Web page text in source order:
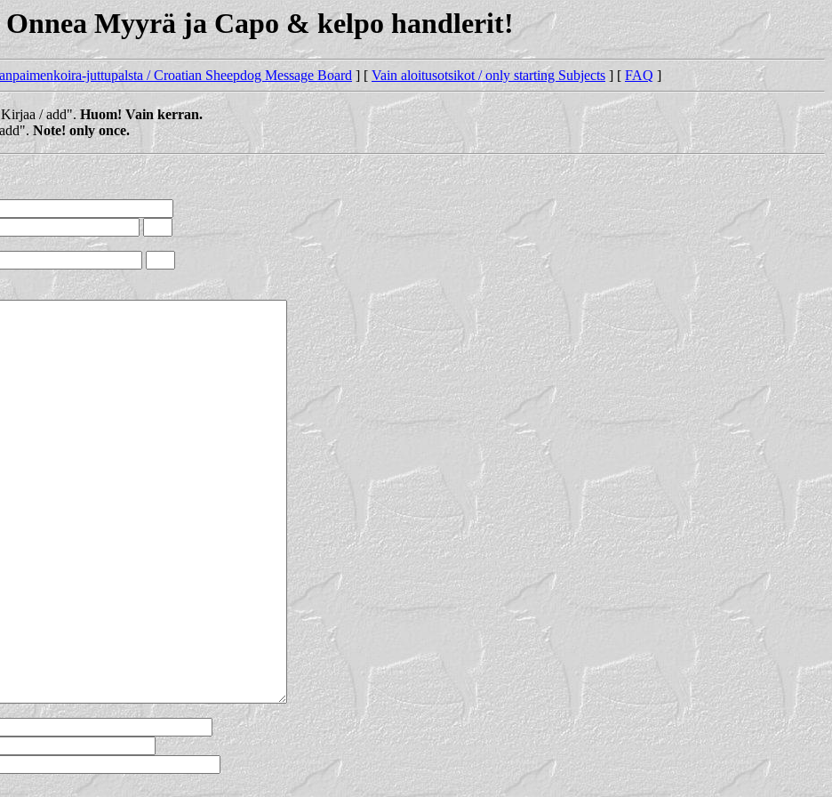
Onnea Myyrä ja Capo & kelpo handlerit!
juttupalsta / Croatian Sheepdog Message Board ] [ Vain aloitusotsikot / only starting Subjects ] [ FAQ ]
/ add".Huom! Vain kerran.
Note! only once.